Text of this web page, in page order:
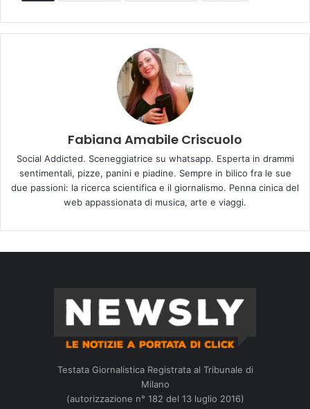
Fabiana Amabile Criscuolo
Social Addicted. Sceneggiatrice su whatsapp. Esperta in drammi
sentimentali, pizze, panini e piadine. Sempre in bilico fra le sue
due passioni: la ricerca scientifica e il giornalismo. Penna cinica del
web appassionata di musica, arte e viaggi.
Testata Giornalistica Registrata al Tribunale di
Milano
(autorizzazione n° 182 del 13 luglio 2016)